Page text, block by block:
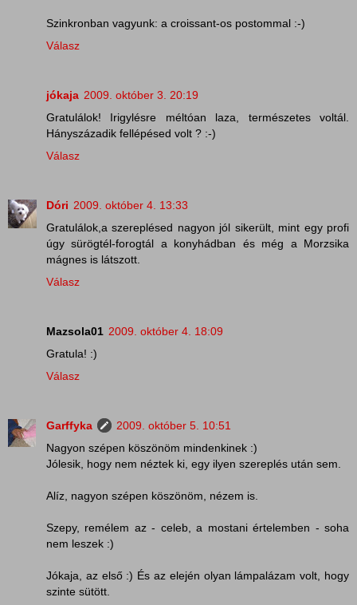
Szinkronban vagyunk: a croissant-os postommal :-)
Válasz
jókaja 2009. október 3. 20:19
Gratulálok! Irigylésre méltóan laza, természetes voltál.
Hányszázadik fellépésed volt ? :-)
Válasz
Dóri 2009. október 4. 13:33
Gratulálok,a szereplésed nagyon jól sikerült, mint egy profi
úgy sürögtél-forogtál a konyhádban és még a Morzsika
mágnes is látszott.
Válasz
Mazsola01 2009. október 4. 18:09
Gratula! :)
Válasz
Garffyka
2009. október 5. 10:51
Nagyon szépen köszönöm mindenkinek :)
Jólesik, hogy nem néztek ki, egy ilyen szereplés után sem.
Alíz, nagyon szépen köszönöm, nézem is.
Szepy, remélem az - celeb, a mostani értelemben - soha
nem leszek :)
Jókaja, az első :) És az elején olyan lámpalázam volt, hogy
szinte sütött.